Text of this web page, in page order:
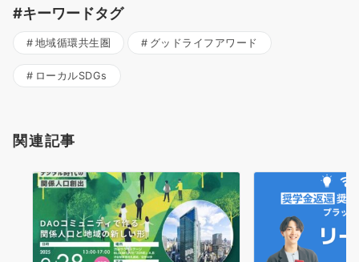
#キーワードタグ
地域循環共生圏 グッドライフアワード
ローカルSDGs
関連記事